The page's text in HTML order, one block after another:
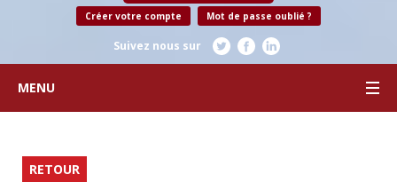
Créer votre compte Mot de passe oublié ?
Suivez nous sur
MENU
RETOUR